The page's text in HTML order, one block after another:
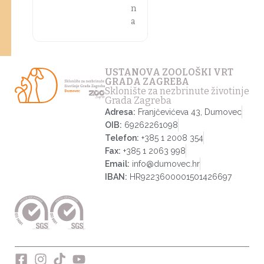
n
a
USTANOVA ZOOLOŠKI VRT
GRADA ZAGREBA
Sklonište za nezbrinute životinje
Grada Zagreba
Adresa: Franjčevićeva 43, Dumovec
OIB: 69262261098
Telefon: +385 1 2008 354
Fax: +385 1 2063 998
Email: info@dumovec.hr
IBAN: HR9223600001501426697